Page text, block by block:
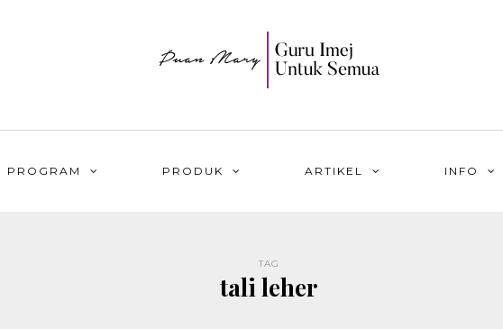
PROGRAM PRODUK ARTIKEL INFO
TAG
tali leher